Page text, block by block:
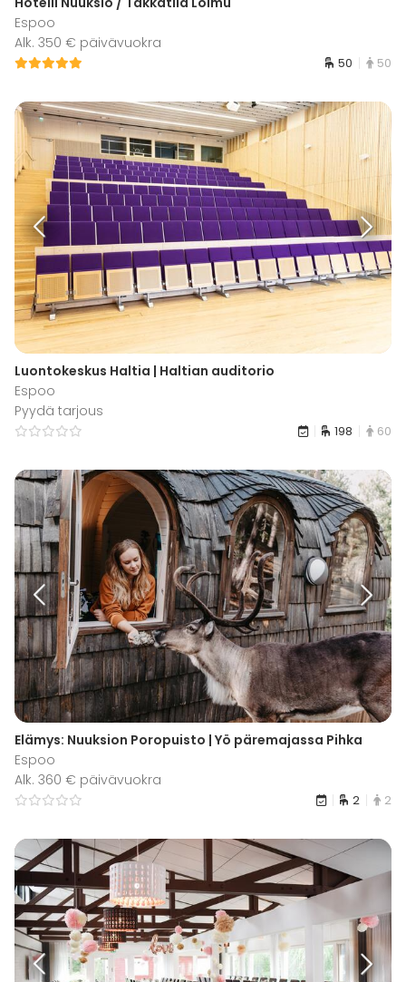
Espoo
Alk. 350 € päivävuokra
50 50
Luontokeskus Haltia | Haltian auditorio
Espoo
Pyydä tarjous
198 60
Elämys: Nuuksion Poropuisto | Yö päremajassa Pihka
Espoo
Alk. 360 € päivävuokra
2 2